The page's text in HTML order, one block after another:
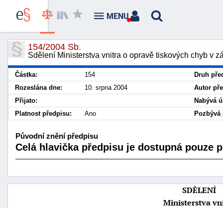
154/2004 Sb.
Sdělení Ministerstva vnitra o opravě tiskových chyb v
Částka: 154
Druh
Rozeslána dne:
10. srpna 2004
Autor
Přijato:
Nabývá
Platnost předpisu:
Ano
Původní znění předpisu
Celá hlavička předpisu je dostupná pouze
SDĚLENÍ
Ministerstva
MENU